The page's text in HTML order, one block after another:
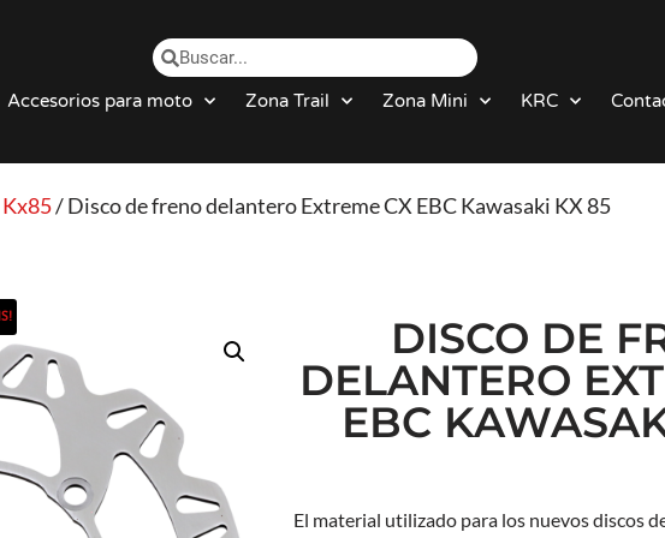
Accesorios para moto Zona Trail Zona Mini KRC
Kx85/ Disco de freno delantero Extreme CX EBC Kawasaki KX 85
DISCO DE
DELANTERO
EBC
El material utilizado para los nuevos discos